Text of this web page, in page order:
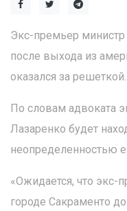
Экс-премьер
после выхода из
оказался за решеткой.
По словам адвоката
Лазаренко будет
неопределенностью
«Ожидается, что экс-
городе Сакраменто